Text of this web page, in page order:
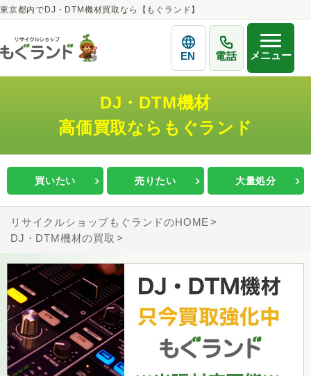
東京都内でDJ・DTM機材買取なら【もぐランド】
EN 電話 メニュー
DJ・DTM機材
高価買取ならもぐランド
買いたい 売りたい 大量処分
リサイクルショップもぐランドのHOME
DJ・DTM機材の買取